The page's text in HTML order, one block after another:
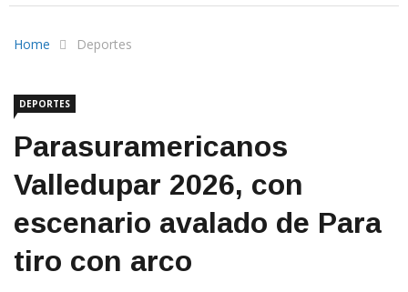
Home Deportes
DEPORTES
Parasuramericanos
Valledupar 2026, con
escenario avalado de Para
tiro con arco